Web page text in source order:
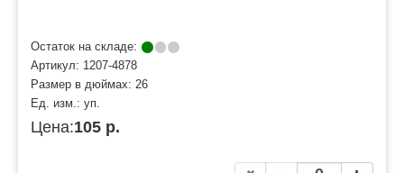
Остаток на складе:
Артикул: 1207-4878
Размер в дюймах: 26
Ед. изм.: уп.
Цена:105 р.